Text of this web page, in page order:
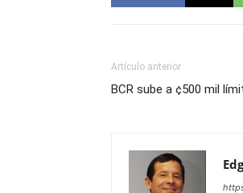
Artículo anterior
BCR sube a ¢500 mil